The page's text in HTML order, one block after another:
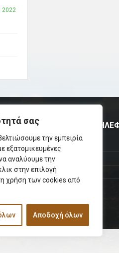
σας
την εμπειρία
εξατομικευμένες
αναλύουμε την
στην επιλογή
χρήση των cookies από
Αποδοχή όλων
μέχρι
Δ.Σ
ΧΡΗΣΙΜΑ
Τηλεφωνικό Κέντρο
Δήμαρχος
Φαξ